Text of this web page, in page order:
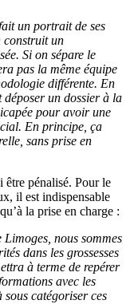
un portrait de ses
construit un
Si on sépare le
pas la même équipe
différente. En
déposer un dossier à la
pour avoir une
En principe, ça
sans prise en
être pénalisé. Pour le
il est indispensable
la prise en charge :
nous sommes
dans les grossesses
à terme de repérer
avec les
catégoriser ces